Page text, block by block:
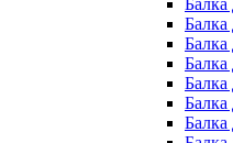
Балка
Балка
Балка
Балка
Балка